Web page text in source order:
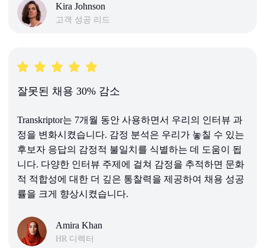
Kira Johnson
고객 성공 리드
잘못된 채용 30% 감소
Transkriptor는 7개월 동안 사용하면서 우리의 인터뷰 과
정을 변화시켰습니다. 감정 분석은 우리가 놓칠 수 있는
후보자 응답의 감정적 불일치를 식별하는 데 도움이 됩
니다. 다양한 인터뷰 주제에 걸쳐 감정을 추적하면 문화
적 적합성에 대한 더 깊은 통찰력을 제공하여 채용 성공
률을 크게 향상시켰습니다.
Amira Khan
HR 디렉터